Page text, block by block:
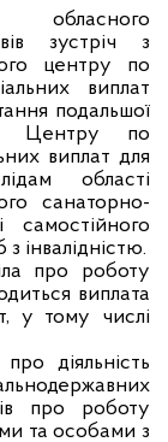
обласного
зустріч з
центру по
виплат
подальшої
Центру по
виплат для
області
санаторно-
самостійного
інвалідністю.
про роботу
виплата
у тому числі
діяльність
про роботу
та особами з